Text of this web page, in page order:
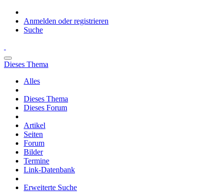
Anmelden oder registrieren
Suche
Dieses Thema
Alles
Dieses Thema
Dieses Forum
Artikel
Seiten
Forum
Bilder
Termine
Link-Datenbank
Erweiterte Suche